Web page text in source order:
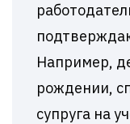
Например,
рождении,
супруга на